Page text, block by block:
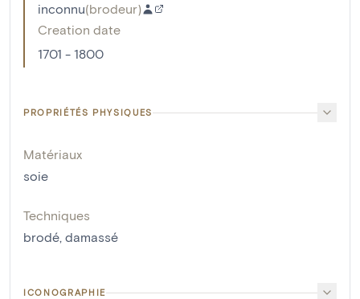
inconnu(brodeur)
Creation date
1701 - 1800
PROPRIÉTÉS PHYSIQUES
Matériaux
soie
Techniques
brodé, damassé
ICONOGRAPHIE